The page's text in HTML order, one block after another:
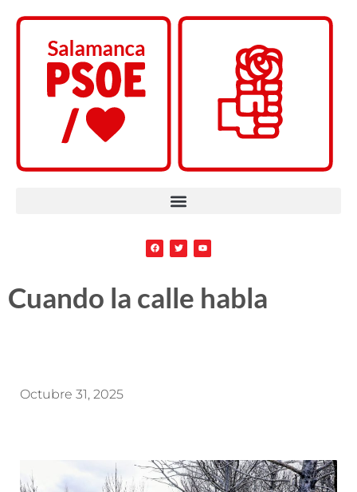
Cuando la calle habla
Octubre 31, 2025